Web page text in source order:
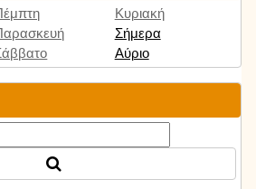
Κυριακή
Σήμερα
Αύριο